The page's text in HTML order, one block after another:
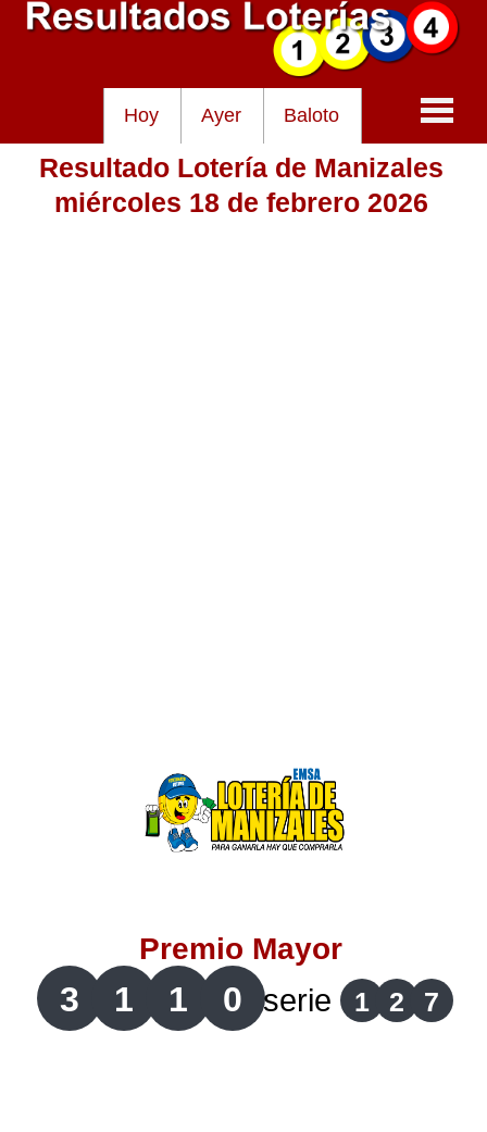
Hoy Ayer Baloto
Baloto
Lotería de Risaralda
Lotería de Santander
Lotería del Cauca
Resultado Lotería de Manizales
miércoles 18 de febrero 2026
Premio Mayor
3 1 1 0 serie 1 2 7